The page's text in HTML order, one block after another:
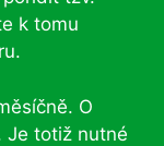
k tomu
O
Je totiž nutné